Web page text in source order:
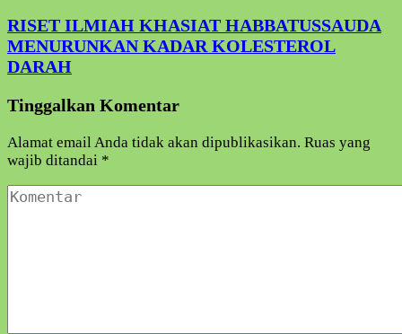
RISET ILMIAH KHASIAT HABBATUSSAUDA
MENURUNKAN KADAR KOLESTEROL
DARAH
Tinggalkan Komentar
Alamat email Anda tidak akan dipublikasikan. Ruas yang
wajib ditandai *
Komentar